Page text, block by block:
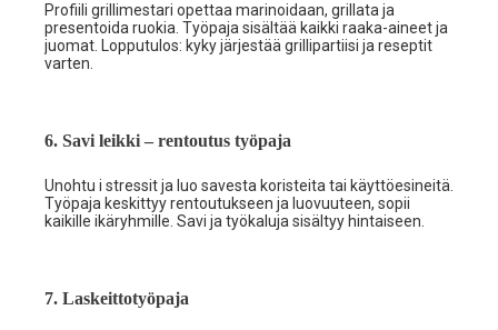
Profiili grillimestari opettaa marinoidaan, grillata ja
presentoida ruokia. Työpaja sisältää kaikki raaka-aineet ja
juomat. Lopputulos: kyky järjestää grillipartiisi ja reseptit
varten.
6. Savi leikki – rentoutus työpaja
Unohtu i stressit ja luo savesta koristeita tai käyttöesineitä.
Työpaja keskittyy rentoutukseen ja luovuuteen, sopii
kaikille ikäryhmille. Savi ja työkaluja sisältyy hintaiseen.
7. Laskeittotyöpaja